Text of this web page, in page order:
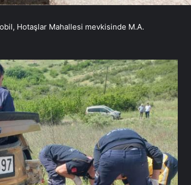
Hotaşlar Mahallesi mevkisinde M.A.